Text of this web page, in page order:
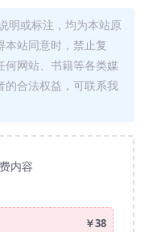
明或标注，均为本站原
站同意时，禁止复
何网站、书籍等各类媒
的合法权益，可联系我
内容
￥38